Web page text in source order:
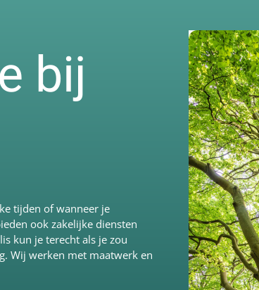
bij
tijden of wanneer je
ook zakelijke diensten
kun je terecht als je zou
Wij werken met maatwerk en